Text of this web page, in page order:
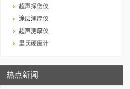
超声探伤仪
涂层测厚仪
超声测厚仪
里氏硬度计
热点新闻